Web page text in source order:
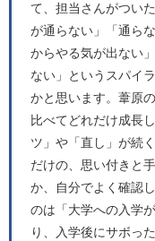
て、担当さんがつい
が通らない」「通ら
からやる気が出ない
ない」というスパイ
かと思います。葦原
比べてどれだけ成長
ツ」や「直し」が続
だけの、思い付きと
か、自分でよく確認
のは「大学への入学
り、入学後にサボっ